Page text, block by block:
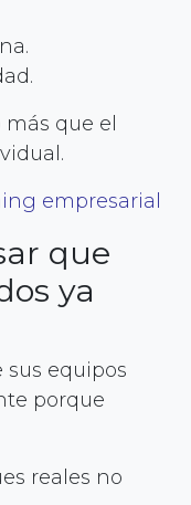
que el
empresarial
que
ya
sus equipos
porque
reales no